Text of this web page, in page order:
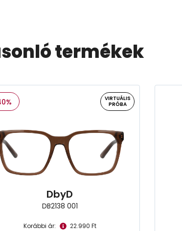
termékek
VIRTUÁLIS
PRÓBA
DbyD
DB2138 001
Korábbi ár: 22.990 Ft